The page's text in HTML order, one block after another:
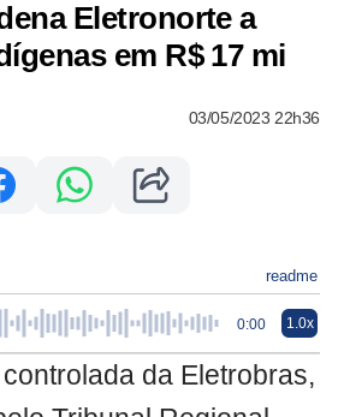
Eletronorte a
em R$ 17 mi
03/05/2023 22h36
readme
0:00 1.0x
da Eletrobras,